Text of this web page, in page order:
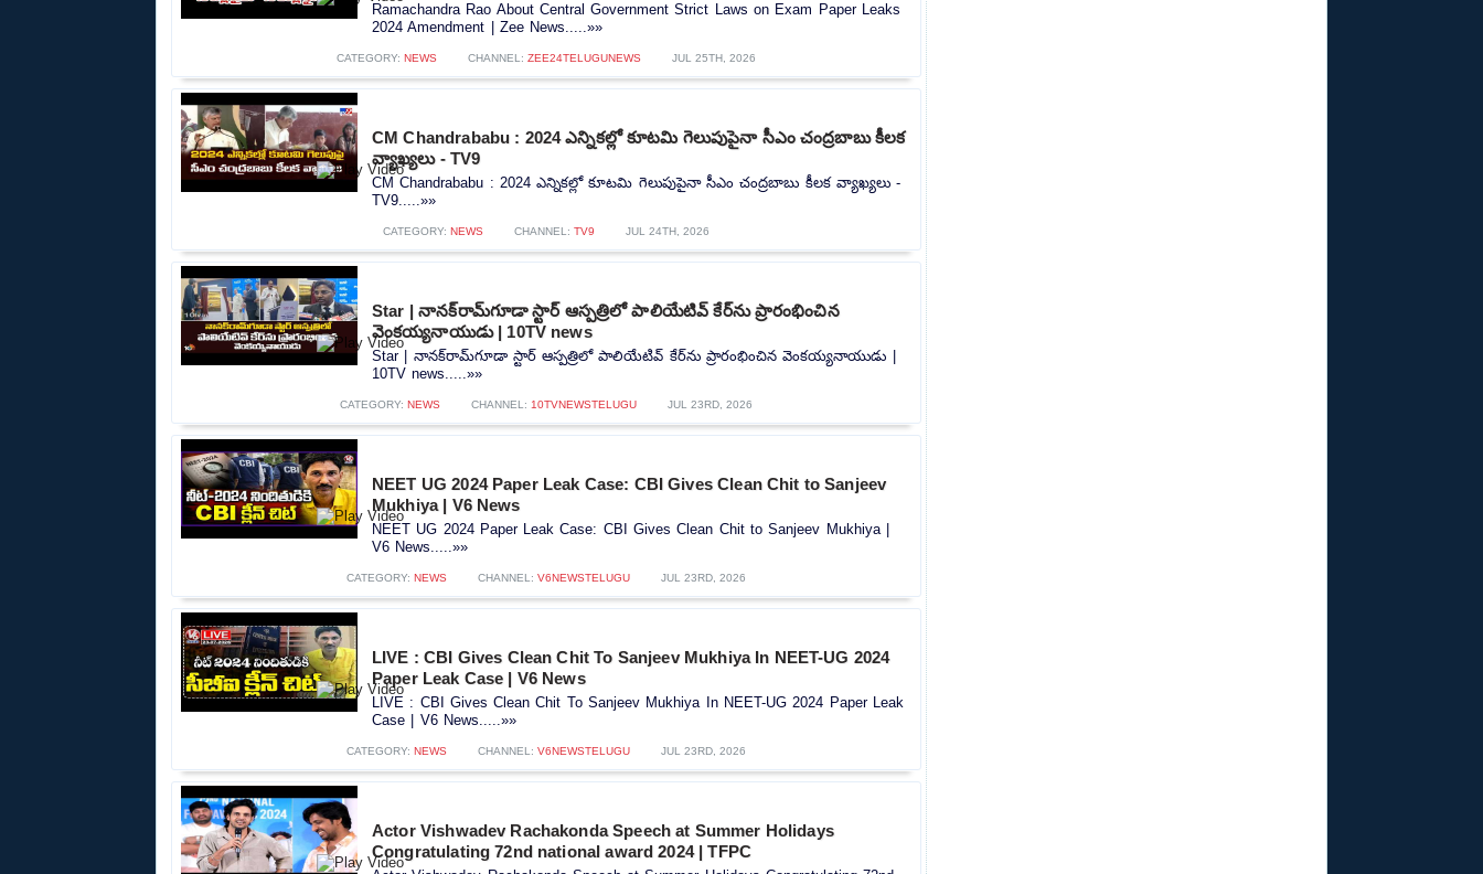
Ramachandra Rao About Central Government Strict Laws on Exam Paper Leaks
2024 Amendment | Zee News.....»»
CATEGORY: NEWS CHANNEL: ZEE24TELUGUNEWS JUL 25TH, 2026
CM Chandrababu : 2024 ఎన్నికల్లో కూటమి గెలుపుపైనా సీఎం చంద్రబాబు కీలక
వ్యాఖ్యలు - TV9
CM Chandrababu : 2024 ఎన్నికల్లో కూటమి గెలుపుపైనా సీఎం చంద్రబాబు కీలక వ్యాఖ్యలు -
TV9.....»»
CATEGORY: NEWS CHANNEL: TV9 JUL 24TH, 2026
Star | నానక్‌రామ్‌గూడా స్టార్ ఆస్పత్రిలో పాలియేటివ్ కేర్‌ను ప్రారంభించిన
వెంకయ్యనాయుడు | 10TV news
Star | నానక్‌రామ్‌గూడా స్టార్ ఆస్పత్రిలో పాలియేటివ్ కేర్‌ను ప్రారంభించిన వెంకయ్యనాయుడు |
10TV news.....»»
CATEGORY: NEWS CHANNEL: 10TVNEWSTELUGU JUL 23RD, 2026
NEET UG 2024 Paper Leak Case: CBI Gives Clean Chit to Sanjeev
Mukhiya | V6 News
NEET UG 2024 Paper Leak Case: CBI Gives Clean Chit to Sanjeev Mukhiya |
V6 News.....»»
CATEGORY: NEWS CHANNEL: V6NEWSTELUGU JUL 23RD, 2026
LIVE : CBI Gives Clean Chit To Sanjeev Mukhiya In NEET-UG 2024
Paper Leak Case | V6 News
LIVE : CBI Gives Clean Chit To Sanjeev Mukhiya In NEET-UG 2024 Paper Leak
Case | V6 News.....»»
CATEGORY: NEWS CHANNEL: V6NEWSTELUGU JUL 23RD, 2026
Actor Vishwadev Rachakonda Speech at Summer Holidays
Congratulating 72nd national award 2024 | TFPC